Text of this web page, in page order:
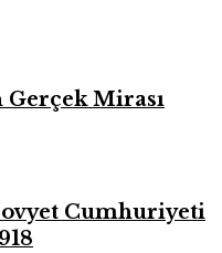
Gerçek Mirası
Cumhuriyeti